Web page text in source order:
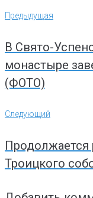
Навигация
по
Предыдущая
Предыдущая
В Свято-
монастыре
(ФОТО)
Следующий
Следующий
Продолжается
Троицкого